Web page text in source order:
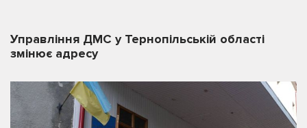
Управління ДМС у Тернопільській області
змінює адресу